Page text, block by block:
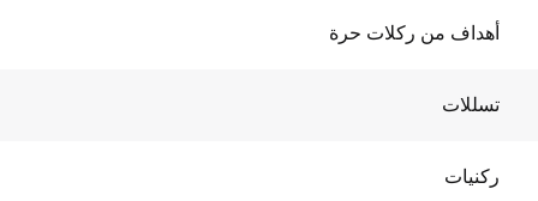
أهداف من ركلات حرة
تسللات
ركنيات